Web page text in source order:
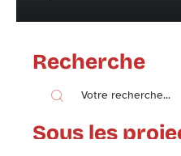
Recherche
Sous les